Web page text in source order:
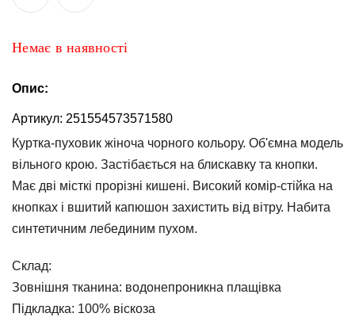
боді
білизна
сумки
Туніки та
комбінезони
Шорти
Спідниці
Немає в наявності
Опис:
Артикул: 251554573571580
Куртка-пуховик жіноча чорного кольору. Об'ємна модель
вільного крою. Застібається на блискавку та кнопки.
Має дві місткі прорізні кишені. Високий комір-стійка на
кнопках і вшитий капюшон захистить від вітру. Набита
синтетичним лебединим пухом.
Склад:
Зовнішня тканина: водонепроникна плащівка
Підкладка: 100% віскоза